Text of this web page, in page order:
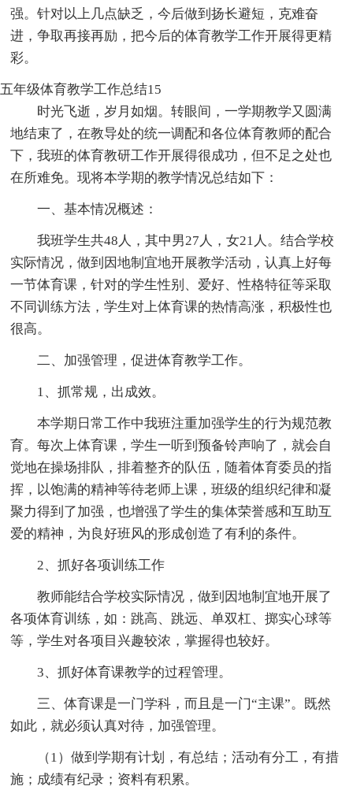
强。针对以上几点缺乏，今后做到扬长避短，克难奋
进，争取再接再励，把今后的体育教学工作开展得更精
彩。
五年级体育教学工作总结15
时光飞逝，岁月如烟。转眼间，一学期教学又圆满
地结束了，在教导处的统一调配和各位体育教师的配合
下，我班的体育教研工作开展得很成功，但不足之处也
在所难免。现将本学期的教学情况总结如下：
一、基本情况概述：
我班学生共48人，其中男27人，女21人。结合学校
实际情况，做到因地制宜地开展教学活动，认真上好每
一节体育课，针对的学生性别、爱好、性格特征等采取
不同训练方法，学生对上体育课的热情高涨，积极性也
很高。
二、加强管理，促进体育教学工作。
1、抓常规，出成效。
本学期日常工作中我班注重加强学生的行为规范教
育。每次上体育课，学生一听到预备铃声响了，就会自
觉地在操场排队，排着整齐的队伍，随着体育委员的指
挥，以饱满的精神等待老师上课，班级的组织纪律和凝
聚力得到了加强，也增强了学生的集体荣誉感和互助互
爱的精神，为良好班风的形成创造了有利的条件。
2、抓好各项训练工作
教师能结合学校实际情况，做到因地制宜地开展了
各项体育训练，如：跳高、跳远、单双杠、掷实心球等
等，学生对各项目兴趣较浓，掌握得也较好。
3、抓好体育课教学的过程管理。
三、体育课是一门学科，而且是一门“主课”。既然
如此，就必须认真对待，加强管理。
（1）做到学期有计划，有总结；活动有分工，有措
施；成绩有纪录；资料有积累。